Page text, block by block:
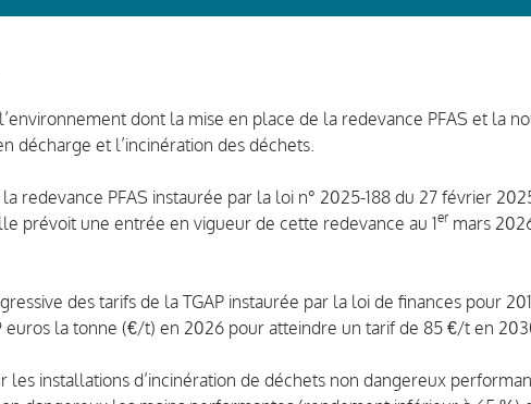
dont la mise en place de la redevance PFAS et la
décharge et l’incinération des déchets.
redevance PFAS instaurée par la loi n° 2025-188 du 27 février
prévoit une entrée en vigueur de cette redevance au 1er mars
des tarifs de la TGAP instaurée par la loi de finances pour
la tonne (€/t) en 2026 pour atteindre un tarif de 85 €/t en
installations d’incinération de déchets non dangereux